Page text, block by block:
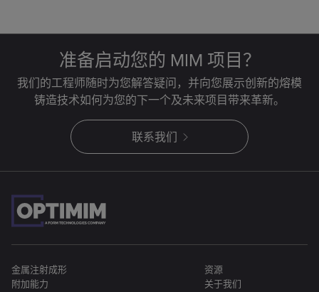
准备启动您的 MIM 项目？
我们的工程师随时为您解答疑问，并向您展示创新的熔模
铸造技术如何为您的下一个及未来项目带来革新。
联系我们
金属注射成形
附加能力
资源
关于我们